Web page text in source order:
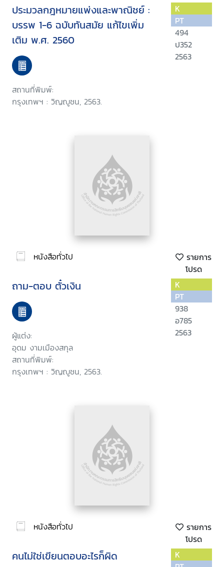
ประมวลกฎหมายแพ่งและพาณิชย์ :
บรรพ 1-6 ฉบับทันสมัย แก้ไขเพิ่ม
เติม พ.ศ. 2560
สถานที่พิมพ์:
กรุงเทพฯ : วิญญูชน, 2563.
K
PT
494
ป352
2563
หนังสือทั่วไป
รายการ
โปรด
ถาม-ตอบ ตั๋วเงิน
ผู้แต่ง:
อุดม งามเมืองสกุล
สถานที่พิมพ์:
กรุงเทพฯ : วิญญูชน, 2563.
K
PT
938
อ785
2563
หนังสือทั่วไป
รายการ
โปรด
คนไม่ใช่เขียนตอบอะไรก็ผิด
K